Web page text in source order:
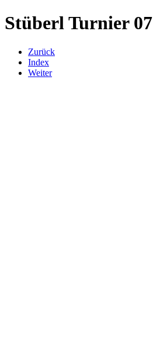
Stüberl Turnier 07
Zurück
Index
Weiter